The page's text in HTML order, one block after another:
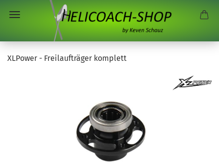
XLPower - Freilaufträger komplett